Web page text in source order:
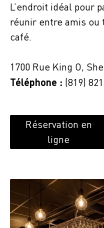
L’endroit idéal pour
réunir entre amis
café.
1700 Rue King O,
Téléphone : (819)
Réservation en
ligne